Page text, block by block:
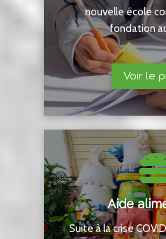
nouvelle école
fondation
Voir le
Aide
Suite à la crise